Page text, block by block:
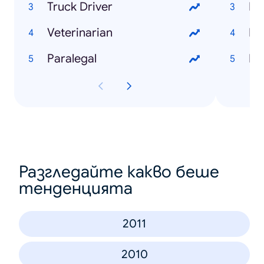
Truck Driver
Veterinarian
Paralegal
Разгледайте какво беше
тенденцията
2011
2010